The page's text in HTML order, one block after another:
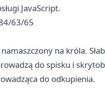
JavaScript.
63/65
na króla.
do spisku i
do odkupienia.